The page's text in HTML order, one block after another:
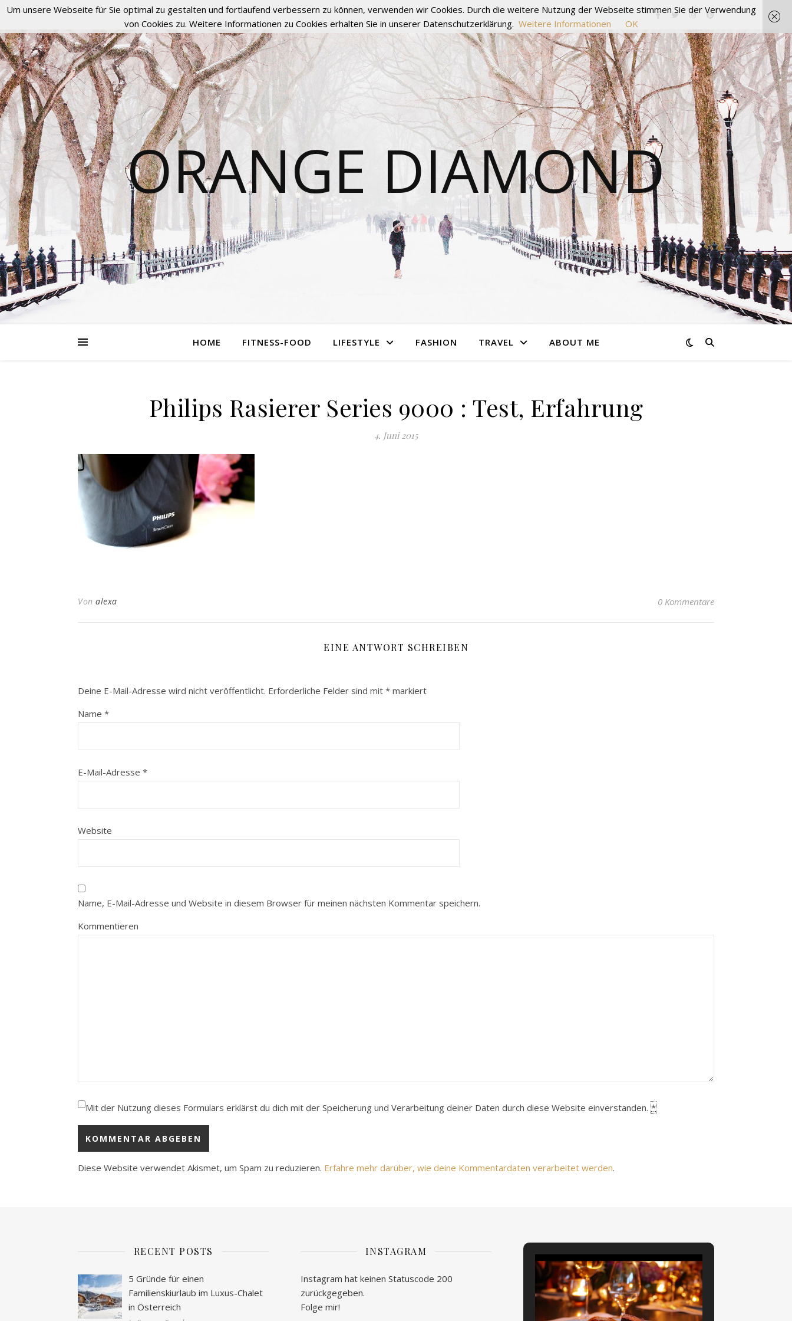
ORANGE DIAMOND
HOME FITNESS-FOOD LIFESTYLE FASHION TRAVEL ABOUT ME
Philips Rasierer Series 9000 : Test, Erfahrung
4. Juni 2015
Von alexa 0 Kommentare
EINE ANTWORT SCHREIBEN
Deine E-Mail-Adresse wird nicht veröffentlicht. Erforderliche Felder sind mit * markiert
Name *
E-Mail-Adresse *
Website
Name, E-Mail-Adresse und Website in diesem Browser für meinen nächsten Kommentar speichern.
Kommentieren
Mit der Nutzung dieses Formulars erklärst du dich mit der Speicherung und Verarbeitung deiner Daten durch diese Website einverstanden. *
Diese Website verwendet Akismet, um Spam zu reduzieren. Erfahre mehr darüber, wie deine Kommentardaten verarbeitet werden.
RECENT POSTS
5 Gründe für einen
Familienskiurlaub im Luxus-Chalet
in Österreich
INSTAGRAM
Instagram hat keinen Statuscode 200
zurückgegeben.
Folge mir!
Um unsere Webseite für Sie optimal zu gestalten und fortlaufend verbessern zu können, verwenden wir Cookies. Durch die weitere Nutzung der Webseite stimmen Sie der Verwendung
von Cookies zu. Weitere Informationen zu Cookies erhalten Sie in unserer Datenschutzerklärung. Weitere Informationen OK